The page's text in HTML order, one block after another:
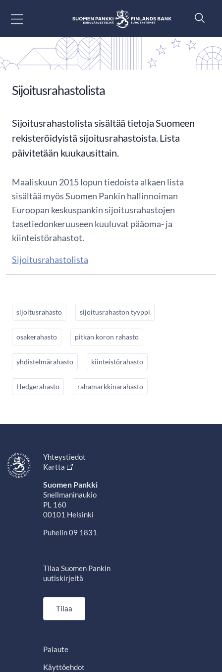
Sijoitusrahastolista
Sijoitusrahastolista sisältää tietoja Suomeen
rekisteröidyistä sijoitusrahastoista. Lista
päivitetään kuukausittain.
Maaliskuun 2015 lopun tiedoista alkaen lista
sisältää myös Suomen Pankin hallinnoiman
Euroopan keskuspankin sijoitusrahastojen
tasetiedonkeruuseen kuuluvat pääoma- ja
kiinteistörahastot.
Sijoitusrahastolista
sijoitusrahasto sijoitusrahaston tyyppi
osakerahasto pitkän koron rahasto
yhdistelmärahasto kiinteistörahasto
Hedgerahasto rahamarkkinarahasto
Yhteystiedot
Kartta
Suomen Pankki
Snellmaninaukio
PL 160
00101 Helsinki
Puhelin 09 1831
Tilaa Suomen Pankin
uutiskirjeitä
Tilaa
Palaute
Käyttöehdot